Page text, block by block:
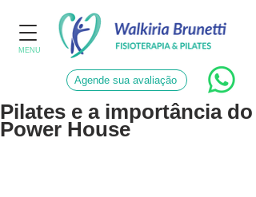
MENU
Agende sua avaliação
Pilates e a importância do
Power House